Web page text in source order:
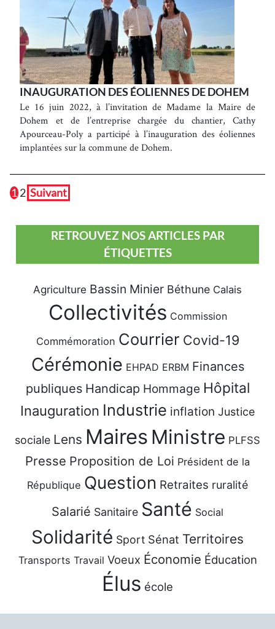
INAUGURATION DES ÉOLIENNES DE DOHEM
Le 16 juin 2022, à l’invitation de Madame la Maire de
Dohem et de l’entreprise chargée du chantier, Cathy
Apourceau-Poly a participé à l’inauguration des éoliennes
implantées sur la commune de Dohem.
1 2 Suivant
RETROUVEZ NOS ARTICLES PAR
ÉTIQUETTES
Agriculture Bassin Minier Béthune Calais
Collectivités Commission
Commémoration Courrier Covid-19
Cérémonie EHPAD ERBM Finances
publiques Handicap Hommage Hôpital
Inauguration Industrie inflation Justice
sociale Lens Maires Ministre PLFSS
Presse Proposition de Loi Président de la
République Question Retraites ruralité
Salarié Sanitaire Santé Social
Solidarité Sport Sénat Territoires
Transports Travail Voeux Économie Éducation
Élus école